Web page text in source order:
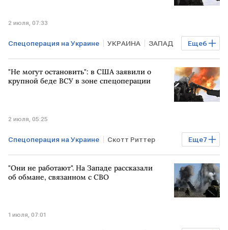
2 июля, 07:33
Еще6
Спецоперация на Украине УКРАИНА ЗАПАД
Харьковская область Сергей Лавров
Владимир Зеленский НАТО МИД ЕС
"Не могут остановить": в США заявили о
крупной беде ВСУ в зоне спецоперации
2 июля, 05:25
Еще7
Спецоперация на Украине Скотт Риттер
Владимир Путин Дмитрий Песков США
МОСКВА УКРАИНА Общество
"Они не работают". На Западе рассказали
об обмане, связанном с СВО
1 июля, 07:01